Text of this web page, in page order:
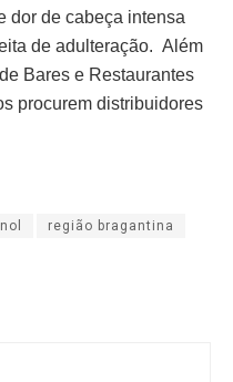
dor de cabeça intensa
de adulteração. Além
Bares e Restaurantes
procurem distribuidores
região bragantina